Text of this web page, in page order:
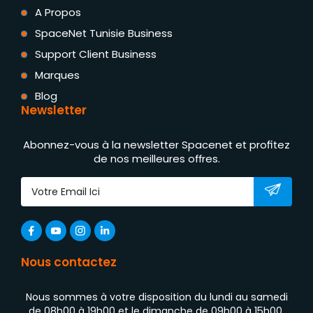
A Propos
SpaceNet Tunisie Business
Support Client Business
Marques
Blog
Newsletter
Abonnez-vous à la newsletter Spacenet et profitez
de nos meilleures offres.
Nous contactez
Nous sommes à votre disposition du lundi au samedi